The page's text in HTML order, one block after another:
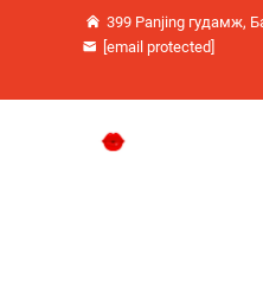
399 Panjing гудамж,
[email protected]